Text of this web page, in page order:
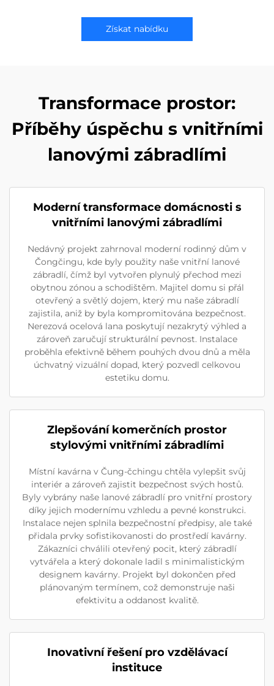
Získat nabídku
Transformace prostor:
Příběhy úspěchu s vnitřními
lanovými zábradlími
Moderní transformace domácnosti s
vnitřními lanovými zábradlími
Nedávný projekt zahrnoval moderní rodinný dům v
Čongčingu, kde byly použity naše vnitřní lanové
zábradlí, čímž byl vytvořen plynulý přechod mezi
obytnou zónou a schodištěm. Majitel domu si přál
otevřený a světlý dojem, který mu naše zábradlí
zajistila, aniž by byla kompromitována bezpečnost.
Nerezová ocelová lana poskytují nezakrytý výhled a
zároveň zaručují strukturální pevnost. Instalace
proběhla efektivně během pouhých dvou dnů a měla
úchvatný vizuální dopad, který pozvedl celkovou
estetiku domu.
Zlepšování komerčních prostor
stylovými vnitřními zábradlími
Místní kavárna v Čung-čchingu chtěla vylepšit svůj
interiér a zároveň zajistit bezpečnost svých hostů.
Byly vybrány naše lanové zábradlí pro vnitřní prostory
díky jejich modernímu vzhledu a pevné konstrukci.
Instalace nejen splnila bezpečnostní předpisy, ale také
přidala prvky sofistikovanosti do prostředí kavárny.
Zákazníci chválili otevřený pocit, který zábradlí
vytvářela a který dokonale ladil s minimalistickým
designem kavárny. Projekt byl dokončen před
plánovaným termínem, což demonstruje naši
efektivitu a oddanost kvalitě.
Inovativní řešení pro vzdělávací
instituce